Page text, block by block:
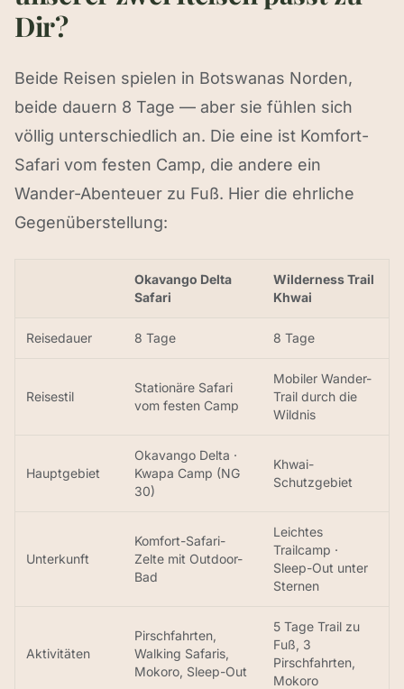
Dir?
Beide Reisen spielen in Botswanas Norden,
beide dauern 8 Tage — aber sie fühlen sich
völlig unterschiedlich an. Die eine ist Komfort-
Safari vom festen Camp, die andere ein
Wander-Abenteuer zu Fuß. Hier die ehrliche
Gegenüberstellung:
Okavango Delta
Safari
Wilderness Trail
Khwai
Reisedauer 8 Tage 8 Tage
Reisestil
Stationäre Safari
vom festen Camp
Mobiler Wander-
Trail durch die
Wildnis
Hauptgebiet
Okavango Delta ·
Kwapa Camp (NG
30)
Khwai-
Schutzgebiet
Unterkunft
Komfort-Safari-
Zelte mit Outdoor-
Bad
Leichtes
Trailcamp ·
Sleep-Out unter
Sternen
Aktivitäten
Pirschfahrten,
Walking Safaris,
Mokoro, Sleep-Out
5 Tage Trail zu
Fuß, 3
Pirschfahrten,
Mokoro